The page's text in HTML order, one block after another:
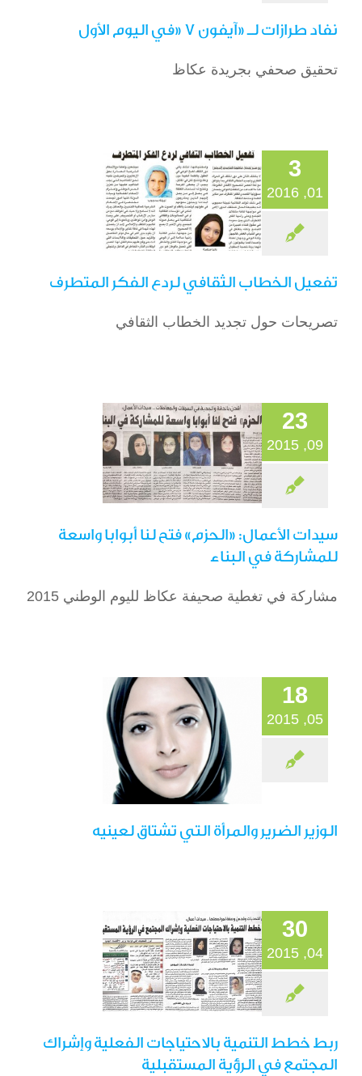
نفاد طرازات لـ «آيفون 7 «في اليوم الأول
تحقيق صحفي بجريدة عكاظ
3
01, 2016
تفعيل الخطاب
الصحافة
تفعيل الخطاب الثقافي لردع الفكر المتطرف
تصريحات حول تجديد الخطاب الثقافي
23
09, 2015
سيدات الأعمال:
البناء
الصحافة
سيدات الأعمال: «الحزم» فتح لنا أبوابا واسعة
للمشاركة في البناء
مشاركة في تغطية صحيفة عكاظ لليوم الوطني 2015
18
05, 2015
الوزير الضرير والمرأة
الوزير الضرير والمرأة التي تشتاق لعينيه
30
04, 2015
ربط خطط التنمية
الصحافة
ربط خطط التنمية بالاحتياجات الفعلية وإشراك
المجتمع في الرؤية المستقبلية